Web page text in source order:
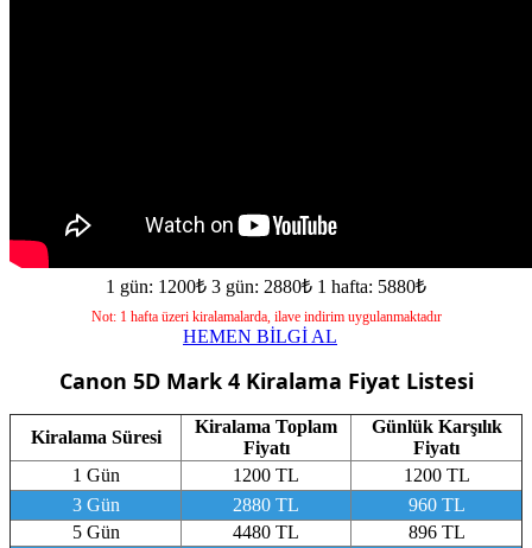
1 gün: 1200₺ 3 gün: 2880₺ 1 hafta: 5880₺
Not: 1 hafta üzeri kiralamalarda, ilave indirim uygulanmaktadır
HEMEN BİLGİ AL
Canon 5D Mark 4 Kiralama Fiyat Listesi
Kiralama Süresi
Kiralama Toplam
Fiyatı
Günlük Karşılık
Fiyatı
1 Gün
1200 TL
1200 TL
3 Gün
2880 TL
960 TL
5 Gün
4480 TL
896 TL